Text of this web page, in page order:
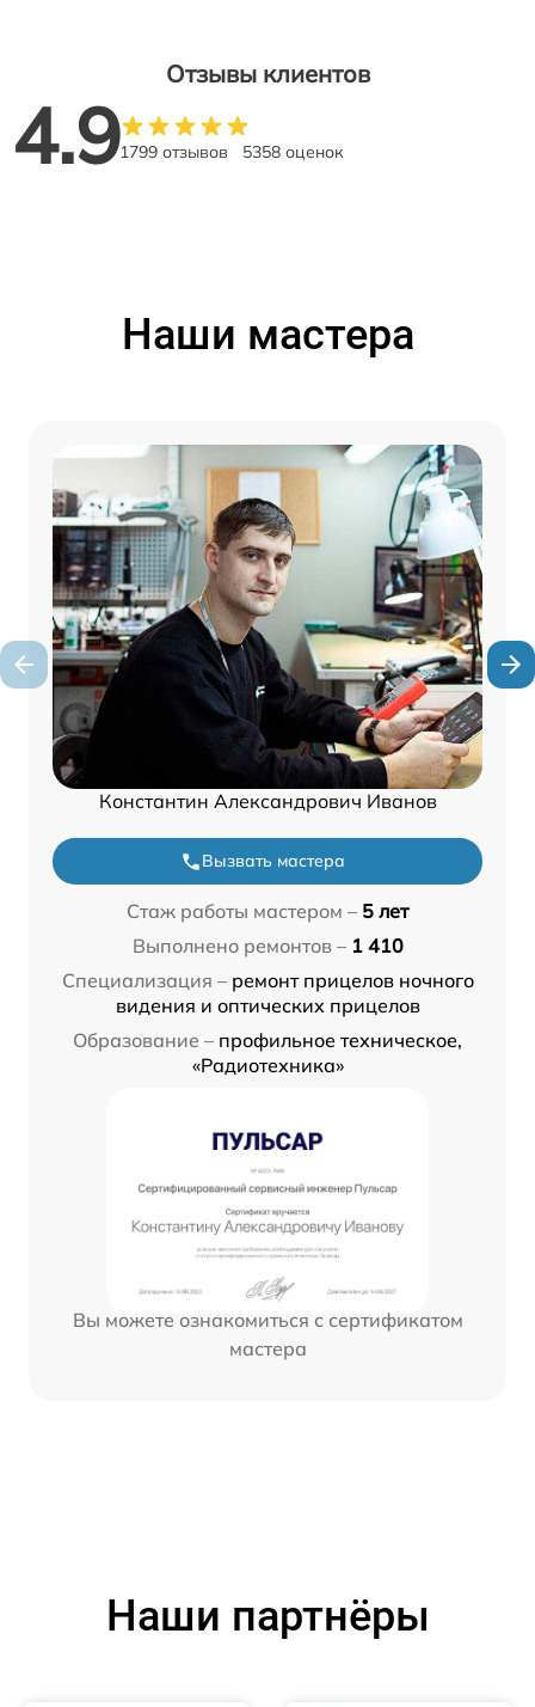
Отзывы клиентов
4.91799 отзывов 5358 оценок
Наши мастера
Константин Александрович Иванов
Вызвать мастера
Стаж работы мастером – 5 лет
Выполнено ремонтов – 1 410
Специализация – ремонт прицелов ночного
видения и оптических прицелов
Образование – профильное техническое,
«Радиотехника»
Вы можете ознакомиться с сертификатом
мастера
Наши партнёры